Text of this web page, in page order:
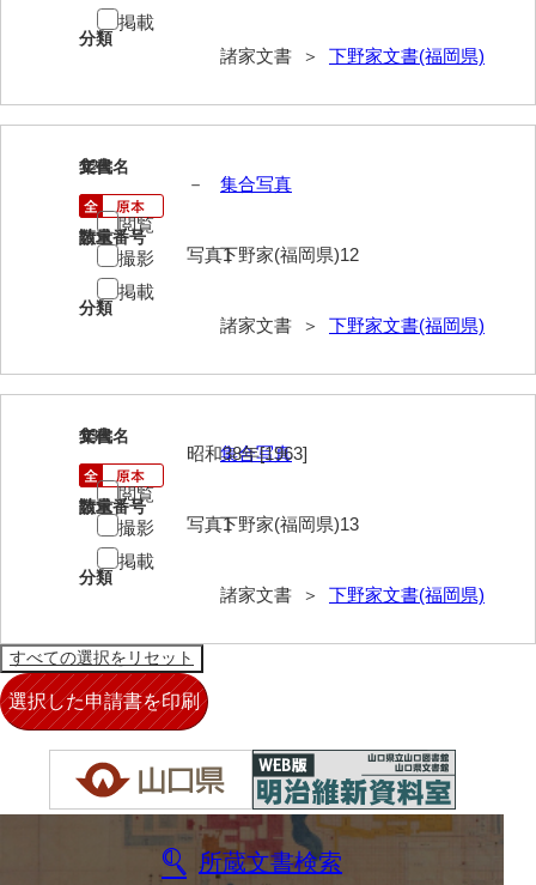
月輪寺文書
桂家文書（宇部市1）
桂家文書（宇部市2）
桂家文書（下関市長府）
桂家文書（大阪市）
金津家文書
金谷家文書
金子家文書
兼重家文書
兼田家文書
上矢田井手文書
嘉村家文書
亀田家文書
河北家文書
分類
諸家文書 ＞ 下野家文書(福岡県)
掲載
12
文書名
集合写真
請求番号
下野家(福岡県)12
分類
諸家文書 ＞ 下野家文書(福岡県)
年代
－
数量
写真1
閲覧
撮影
掲載
13
文書名
集合写真
請求番号
下野家(福岡県)13
分類
諸家文書 ＞ 下野家文書(福岡県)
年代
昭和38年[1963]
数量
写真1
閲覧
撮影
掲載
所蔵文書検索